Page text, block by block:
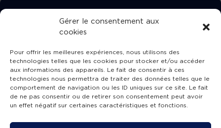
Gérer le consentement aux
cookies
Pour offrir les meilleures expériences, nous utilisons des
technologies telles que les cookies pour stocker et/ou accéder
aux informations des appareils. Le fait de consentir à ces
technologies nous permettra de traiter des données telles que le
comportement de navigation ou les ID uniques sur ce site. Le fait
de ne pas consentir ou de retirer son consentement peut avoir
un effet négatif sur certaines caractéristiques et fonctions.
TÉLÉCHARGEZ GRATUITEMENT
L’APPLICATION TVBA !
SUIVEZ-NOUS !